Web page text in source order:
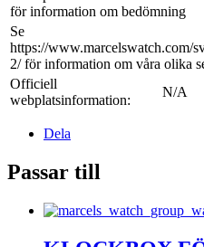
för information om bedömning
Se
https://www.marcelswatch.com/
2/ för information om våra olika
Officiell
webplatsinformation:
N/A
Dela
Passar till